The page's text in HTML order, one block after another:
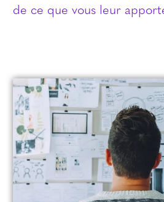
de ce que vous leur